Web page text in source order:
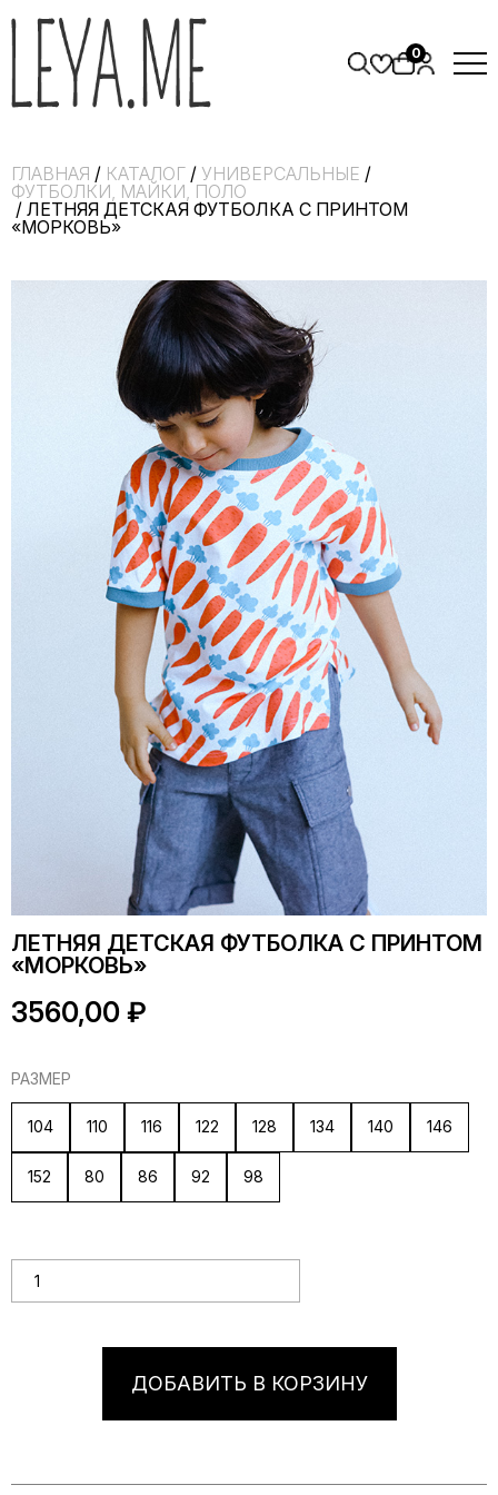
0
ГЛАВНАЯ / КАТАЛОГ / УНИВЕРСАЛЬНЫЕ /
ФУТБОЛКИ, МАЙКИ, ПОЛО
/ ЛЕТНЯЯ ДЕТСКАЯ ФУТБОЛКА С ПРИНТОМ
«МОРКОВЬ»
ЛЕТНЯЯ ДЕТСКАЯ ФУТБОЛКА С ПРИНТОМ
«МОРКОВЬ»
3560,00 ₽
РАЗМЕР
104 110 116 122 128 134 140 146
152 80 86 92 98
ДОБАВИТЬ В КОРЗИНУ